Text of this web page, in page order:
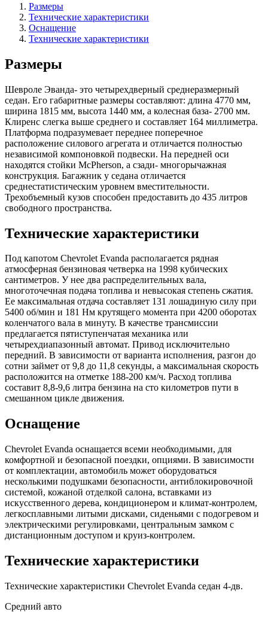
Размеры
Технические характеристики
Оснащение
Технические характеристики
Размеры
Шевроле Эванда- это четырехдверный среднеразмерный
седан. Его габаритные размеры составляют: длина 4770 мм,
ширина 1815 мм, высота 1440 мм, а колесная база- 2700 мм.
Клиренс слегка выше среднего и составляет 164 миллиметра.
Платформа подразумевает переднее поперечное
расположение силового агрегата и отличается полностью
независимой компоновкой подвески. На передней оси
находятся стойки McPherson, а сзади- многорычажная
конструкция. Багажник у седана отличается
среднестатистическим уровнем вместительности.
Трехобъемный кузов способен предоставить до 435 литров
свободного пространства.
Технические характеристики
Под капотом Chevrolet Evanda располагается рядная
атмосферная бензиновая четверка на 1998 кубических
сантиметров. У нее два распределительных вала,
многоточечная подача топлива и невысокая степень сжатия.
Ее максимальная отдача составляет 131 лошадиную силу при
5400 об/мин и 181 Нм крутящего момента при 4200 оборотах
коленчатого вала в минуту. В качестве трансмиссии
предлагается пятиступенчатая механика или
четырехдиапазонный автомат. Привод исключительно
передний. В зависимости от варианта исполнения, разгон до
сотни займет от 9,8 до 11,8 секунды, а максимальная скорость
расположится на отметке 188-200 км/ч. Расход топлива
составит 8,8-9,6 литра бензина на сто километров пути в
смешанном цикле движения.
Оснащение
Chevrolet Evanda оснащается всеми необходимыми, для
комфортной и безопасной поездки, опциями. В зависимости
от комплектации, автомобиль может оборудоваться
несколькими подушками безопасности, антиблокировочной
системой, кожаной отделкой салона, вставками из
искусственного дерева, кондиционером и климат-контролем,
легкосплавными литыми дисками, сиденьями с подогревом и
электрическими регулировками, центральным замком с
дистанционным доступом и круиз-контролем.
Технические характеристики
Технические характеристики Chevrolet Evanda седан 4-дв.
Средний авто